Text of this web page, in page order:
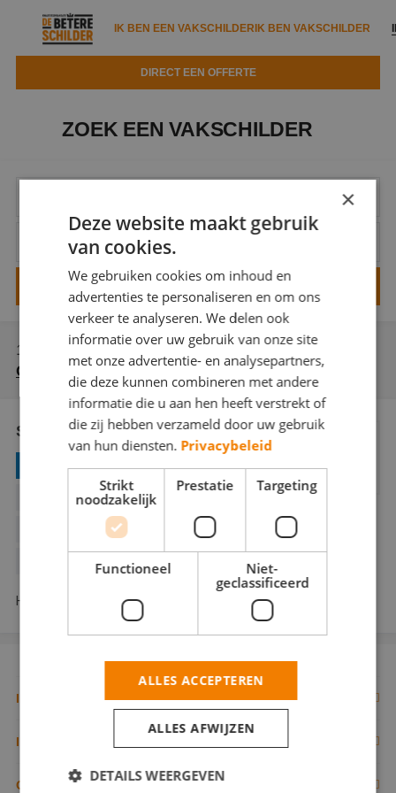
IK BEN EEN VAKSCHILDERIK BEN VAKSCHILDER
DIRECT EEN OFFERTE
Tools
Kennisbank
Infopakket
Verfspuitbedrijf?
Waarom de betere schilder?
Binnenschilderwerk
Nieuws & blog
Veelgestelde vragen
Contact
ZOEK EEN VAKSCHILDER
1 vakschilder staat voor u klaar inApeldoorn
Gecertificeerd verfspuiter.
Schildersbedrijf H&K
GECERTIFICEERD VERFSPUITER
BEHANGWERK BINNENWERK
BUITENSCHILDERWERK
DECORATIESCHILDERWERK
Hobbemalaan 84 7312 MV Apeldoorn
IK BEN EEN VAKSCHILDER
Documenten
IK ZOEK EEN VAKSCHILDER
Zoek naar schilder
OVERIGE PAGINA'S
×
Deze website maakt gebruik
van cookies.
We gebruiken cookies om inhoud en
advertenties te personaliseren en om ons
verkeer te analyseren. We delen ook
informatie over uw gebruik van onze site
met onze advertentie- en analysepartners,
die deze kunnen combineren met andere
informatie die u aan hen heeft verstrekt of
die zij hebben verzameld door uw gebruik
van hun diensten. Privacybeleid
Strikt
noodzakelijk
Prestatie Targeting
Functioneel
Niet-
geclassificeerd
ALLES ACCEPTEREN
ALLES AFWIJZEN
DETAILS WEERGEVEN